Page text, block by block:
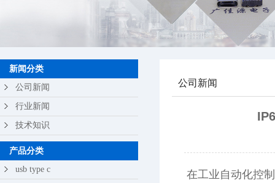
mini usb
防水usb接口
轻触开关
新闻分类
公司新闻
行业新闻
技术知识
产品分类
usb type c
公司新闻
在工业自动化控